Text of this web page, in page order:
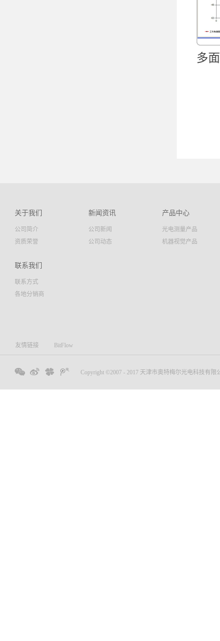
多
关于我们
公司简介
资质荣誉
新闻资讯
公司新闻
公司动态
产品中心
光电测量产品
机器视觉产品
联系我们
联系方式
各地分销商
友情链接 BitFlow
Copyright ©2007 - 2017 天津市奥特梅尔光电科技有限